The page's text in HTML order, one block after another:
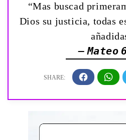
“Mas buscad
Dios su justicia, todas
— Mateo